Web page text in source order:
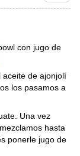
con jugo de
aceite de ajonjolí
los pasamos a
Una vez
hasta
ponerle jugo de